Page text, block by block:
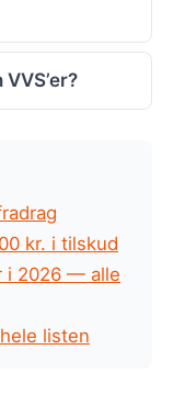
kr. i tilskud
i 2026 — alle
listen